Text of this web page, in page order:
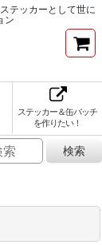
テッカーとして世に
ン
ステッカー＆缶バッチ
を作りたい！